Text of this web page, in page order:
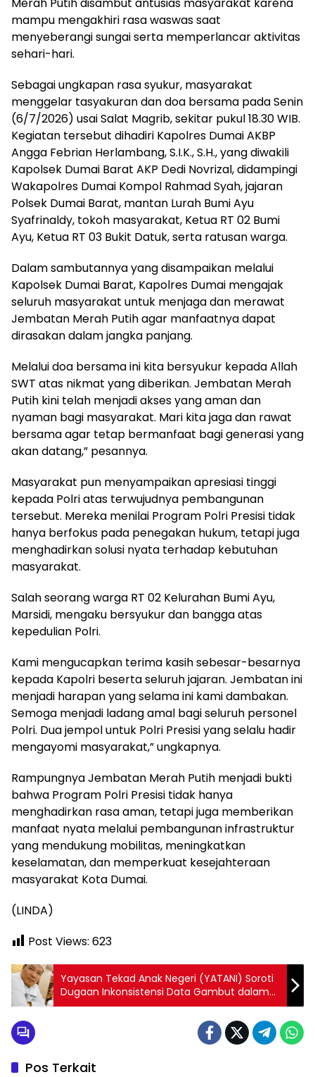
mampu mengakhiri rasa waswas saat
menyeberangi sungai serta memperlancar aktivitas
sehari-hari.
Sebagai ungkapan rasa syukur, masyarakat
menggelar tasyakuran dan doa bersama pada Senin
(6/7/2026) usai Salat Magrib, sekitar pukul 18.30 WIB.
Kegiatan tersebut dihadiri Kapolres Dumai AKBP
Angga Febrian Herlambang, S.I.K., S.H., yang diwakili
Kapolsek Dumai Barat AKP Dedi Novrizal, didampingi
Wakapolres Dumai Kompol Rahmad Syah, jajaran
Polsek Dumai Barat, mantan Lurah Bumi Ayu
Syafrinaldy, tokoh masyarakat, Ketua RT 02 Bumi
Ayu, Ketua RT 03 Bukit Datuk, serta ratusan warga.
Dalam sambutannya yang disampaikan melalui
Kapolsek Dumai Barat, Kapolres Dumai mengajak
seluruh masyarakat untuk menjaga dan merawat
Jembatan Merah Putih agar manfaatnya dapat
dirasakan dalam jangka panjang.
Melalui doa bersama ini kita bersyukur kepada Allah
SWT atas nikmat yang diberikan. Jembatan Merah
Putih kini telah menjadi akses yang aman dan
nyaman bagi masyarakat. Mari kita jaga dan rawat
bersama agar tetap bermanfaat bagi generasi yang
akan datang,” pesannya.
Masyarakat pun menyampaikan apresiasi tinggi
kepada Polri atas terwujudnya pembangunan
tersebut. Mereka menilai Program Polri Presisi tidak
hanya berfokus pada penegakan hukum, tetapi juga
menghadirkan solusi nyata terhadap kebutuhan
masyarakat.
Salah seorang warga RT 02 Kelurahan Bumi Ayu,
Marsidi, mengaku bersyukur dan bangga atas
kepedulian Polri.
Kami mengucapkan terima kasih sebesar-besarnya
kepada Kapolri beserta seluruh jajaran. Jembatan ini
menjadi harapan yang selama ini kami dambakan.
Semoga menjadi ladang amal bagi seluruh personel
Polri. Dua jempol untuk Polri Presisi yang selalu hadir
mengayomi masyarakat,” ungkapnya.
Rampungnya Jembatan Merah Putih menjadi bukti
bahwa Program Polri Presisi tidak hanya
menghadirkan rasa aman, tetapi juga memberikan
manfaat nyata melalui pembangunan infrastruktur
yang mendukung mobilitas, meningkatkan
keselamatan, dan memperkuat kesejahteraan
masyarakat Kota Dumai.
(LINDA)
Post Views: 623
Yayasan Tekad Anak Negeri (YATANI) Soroti
Dugaan Inkonsistensi Data Gambut dalam
Proses Pembebasan HKm Dayun dari PIPPIB
Pos Terkait